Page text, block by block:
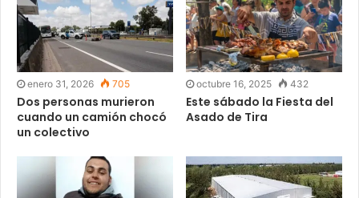
enero 31, 2026 705
Dos personas murieron
cuando un camión chocó
un colectivo
octubre 16, 2025 432
Este sábado la Fiesta del
Asado de Tira